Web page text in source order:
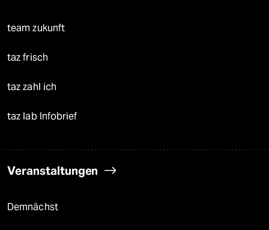
team zukunft
taz frisch
taz zahl ich
taz lab Infobrief
Veranstaltungen
Demnächst